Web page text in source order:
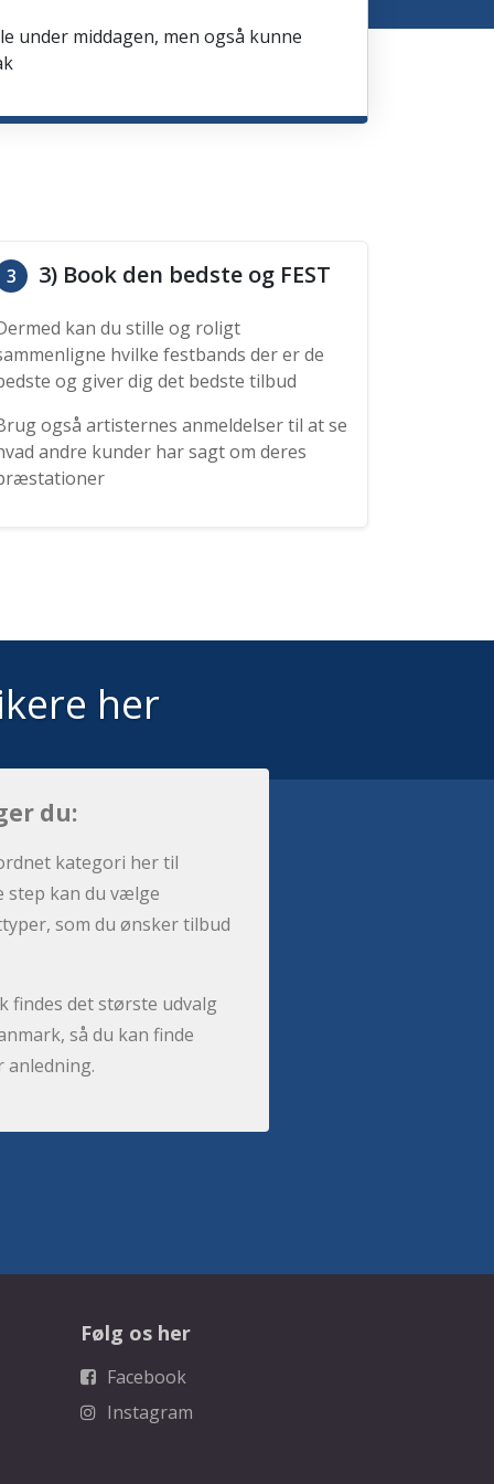
under middagen, men også kunne
3 3) Book den bedste og FEST
kan du stille og roligt
hvilke festbands der er de
og giver dig det bedste tilbud
også artisternes anmeldelser til at se
andre kunder har sagt om deres
her
du:
kategori her til
step kan du vælge
som du ønsker tilbud
findes det største udvalg
så du kan finde
anledning.
Følg os her
Facebook
Instagram